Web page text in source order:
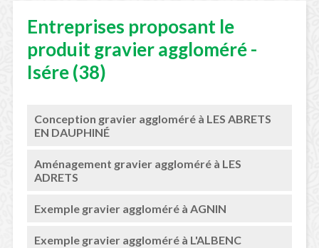
Entreprises proposant le
produit gravier aggloméré -
Isére (38)
Conception gravier aggloméré à LES ABRETS
EN DAUPHINÉ
Aménagement gravier aggloméré à LES
ADRETS
Exemple gravier aggloméré à AGNIN
Exemple gravier aggloméré à L'ALBENC